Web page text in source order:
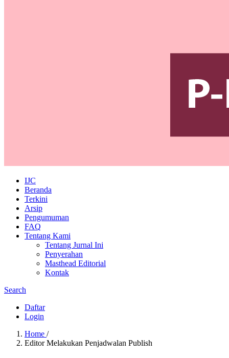
IJC
Beranda
Terkini
Arsip
Pengumuman
FAQ
Tentang Kami
Tentang Jurnal Ini
Penyerahan
Masthead Editorial
Kontak
Search
Daftar
Login
Home /
Editor Melakukan Penjadwalan Publish